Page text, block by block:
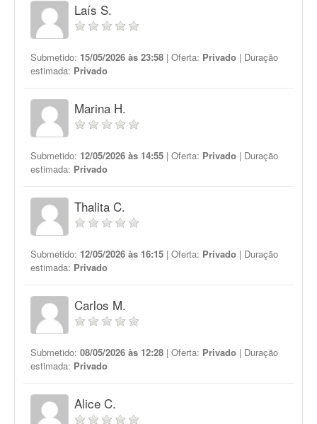
Laís S.
Submetido: 15/05/2026 às 23:58 | Oferta: Privado | Duração
estimada: Privado
Marina H.
Submetido: 12/05/2026 às 14:55 | Oferta: Privado | Duração
estimada: Privado
Thalita C.
Submetido: 12/05/2026 às 16:15 | Oferta: Privado | Duração
estimada: Privado
Carlos M.
Submetido: 08/05/2026 às 12:28 | Oferta: Privado | Duração
estimada: Privado
Alice C.